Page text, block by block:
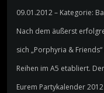
09.01.2012 – Kategorie:
Nach dem äußerst
sich „Porphyria &
Reihen im A5 etabliert.
Eurem Partykalender